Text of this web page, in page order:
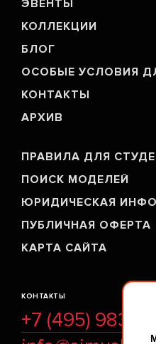
ЭВЕНТЫ
КОЛЛЕКЦИИ
БЛОГ
ОСОБЫЕ УСЛОВИЯ
КОНТАКТЫ
АРХИВ
ПРАВИЛА ДЛЯ
ПОИСК МОДЕЛЕЙ
ЮРИДИЧЕСКАЯ
ПУБЛИЧНАЯ ОФЕРТА
КАРТА САЙТА
КОНТАКТЫ
+7 (495) 983-